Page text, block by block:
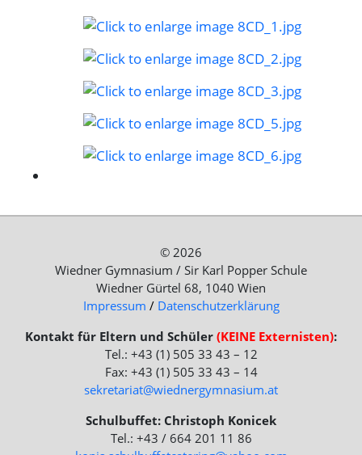
© 2026
Wiedner Gymnasium / Sir Karl Popper Schule
Wiedner Gürtel 68, 1040 Wien
Impressum / Datenschutzerklärung
Kontakt für Eltern und Schüler (KEINE Externisten):
Tel.: +43 (1) 505 33 43 – 12
Fax: +43 (1) 505 33 43 – 14
sekretariat@wiednergymnasium.at
Schulbuffet: Christoph Konicek
Tel.: +43 / 664 201 11 86